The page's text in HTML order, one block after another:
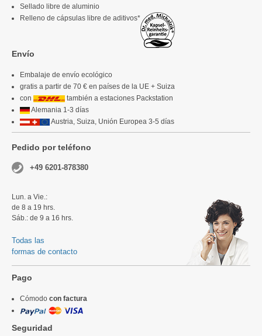
Sellado libre de aluminio
Relleno de cápsulas libre de aditivos*
Envío
Embalaje de envío ecológico
gratis a partir de 70 € en países de la UE + Suiza
con
también a estaciones Packstation
Alemania 1-3 días
Austria, Suiza, Unión Europea 3-5 días
Pedido por teléfono
+49 6201-878380
Lun. a Vie.:
de 8 a 19 hrs.
Sáb.: de 9 a 16 hrs.
Todas las
formas de contacto
Pago
Cómodo con factura
Seguridad